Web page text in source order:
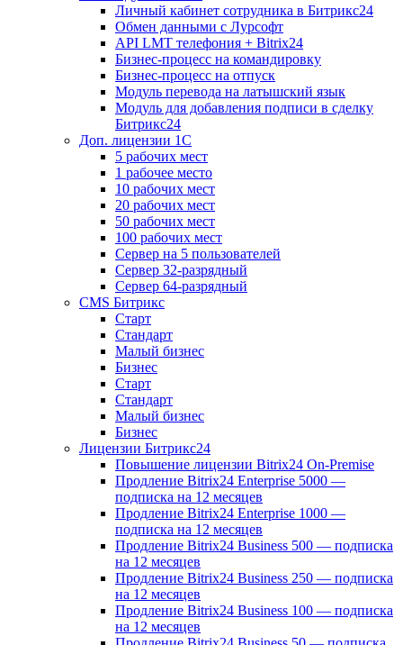
Личный кабинет сотрудника в Битрикс24
Обмен данными с Лурсофт
API LMT телефония + Bitrix24
Бизнес-процесс на командировку
Бизнес-процесс на отпуск
Модуль перевода на латышский язык
Модуль для добавления подписи в сделку
Битрикс24
Доп. лицензии 1С
5 рабочих мест
1 рабочее место
10 рабочих мест
20 рабочих мест
50 рабочих мест
100 рабочих мест
Сервер на 5 пользователей
Сервер 32-разрядный
Сервер 64-разрядный
CMS Битрикс
Старт
Стандарт
Малый бизнес
Бизнес
Старт
Стандарт
Малый бизнес
Бизнес
Лицензии Битрикс24
Повышение лицензии Bitrix24 On-Premise
Продление Bitrix24 Enterprise 5000 —
подписка на 12 месяцев
Продление Bitrix24 Enterprise 1000 —
подписка на 12 месяцев
Продление Bitrix24 Business 500 — подписка
на 12 месяцев
Продление Bitrix24 Business 250 — подписка
на 12 месяцев
Продление Bitrix24 Business 100 — подписка
на 12 месяцев